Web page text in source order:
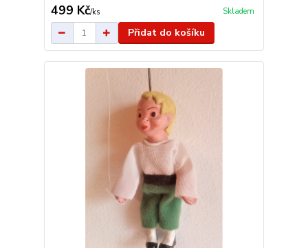
499 Kč/ks Skladem
Přidat do košíku